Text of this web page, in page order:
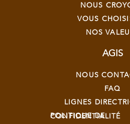
NOUS
VOUS
NOS
AGIS
NOUS
FAQ
LIGNES
POLITIQUE DE CONFIDENTIALITÉ